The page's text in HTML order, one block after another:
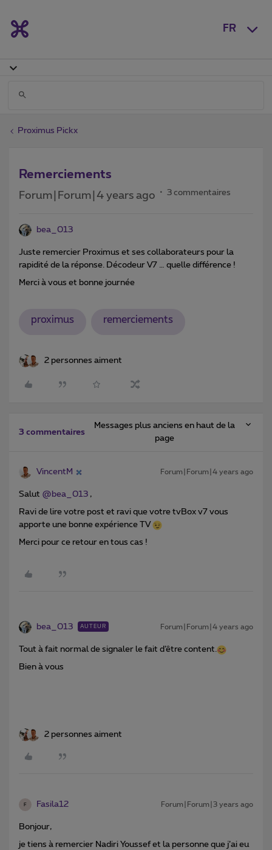
FR
Proximus Pickx
Remerciements
Forum|Forum|4 years ago 3 commentaires
bea_013
Juste remercier Proximus et ses collaborateurs pour la
rapidité de la réponse. Décodeur V7 … quelle différence !
Merci à vous et bonne journée
proximus remerciements
2 personnes aiment
3 commentaires
Messages plus anciens en haut de la
page
VincentM Forum|Forum|4 years ago
Salut @bea_013 ,
Ravi de lire votre post et ravi que votre tvBox v7 vous
apporte une bonne expérience TV
Merci pour ce retour en tous cas !
bea_013 AUTEUR Forum|Forum|4 years ago
Tout à fait normal de signaler le fait d’être content.
Bien à vous
2 personnes aiment
F Fasila12 Forum|Forum|3 years ago
Bonjour,
je tiens à remercier Nadiri Youssef et la personne que j’ai eu